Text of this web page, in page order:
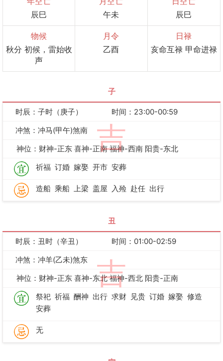
辰巳
午未
辰巳
物候
秋分 初候，雷始收
声
月令
乙酉
日禄
亥命互禄 甲命进禄
子
吉
时辰：子时（庚子）
时间：23:00-00:59
冲煞：冲马(甲午)煞南
神位：财神-正东 喜神-正南 福神-西南 阳贵-东北
祈福 订婚 嫁娶 开市 安葬
造船 乘船 上梁 盖屋 入殓 赴任 出行
丑
吉
时辰：丑时（辛丑）
时间：01:00-02:59
冲煞：冲羊(乙未)煞东
神位：财神-正东 喜神-东北 福神-西北 阳贵-正南
祭祀 祈福 酬神 出行 求财 见贵 订婚 嫁娶 修造
安葬
无